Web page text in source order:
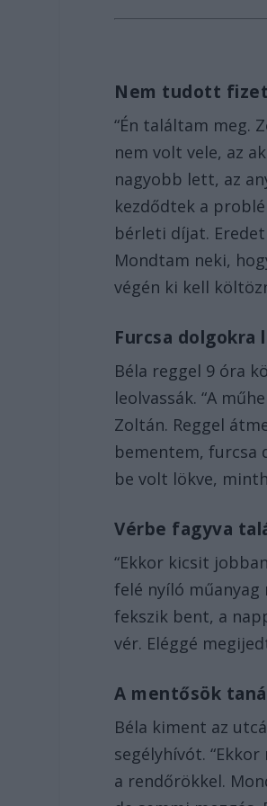
Nem tudott
“Én találtam meg.
nem volt vele, az
nagyobb lett, az
kezdődtek a
bérleti díjat.
Mondtam neki,
végén ki kell
Furcsa
Béla reggel 9 óra
leolvassák. “A
Zoltán. Reggel
bementem, furcsa
be volt lökve,
Vérbe fagyva
“Ekkor kicsit
felé nyíló
fekszik bent, a
vér. Eléggé
A mentősök
Béla kiment az
segélyhívót.
a rendőrökkel.